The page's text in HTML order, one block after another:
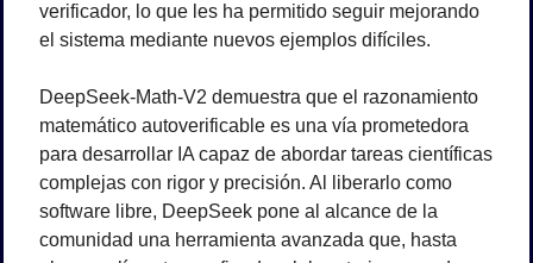
verificador, lo que les ha permitido seguir mejorando
el sistema mediante nuevos ejemplos difíciles.
DeepSeek-Math-V2 demuestra que el razonamiento
matemático autoverificable es una vía prometedora
para desarrollar IA capaz de abordar tareas científicas
complejas con rigor y precisión. Al liberarlo como
software libre, DeepSeek pone al alcance de la
comunidad una herramienta avanzada que, hasta